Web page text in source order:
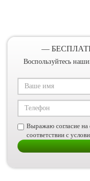
—
Воспользуйтесь
Выражаю согласие на
соответствии с